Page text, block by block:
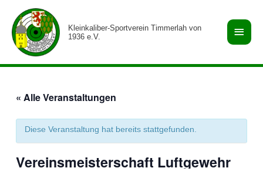
Inhalt
springen
Kleinkaliber-Sportverein Timmerlah von
1936 e.V.
« Alle Veranstaltungen
Diese Veranstaltung hat bereits stattgefunden.
Vereinsmeisterschaft Luftgewehr